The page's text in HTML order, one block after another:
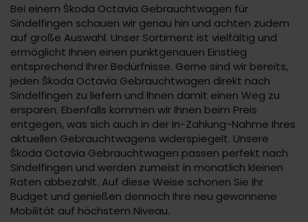
Bei einem Škoda Octavia Gebrauchtwagen für
Sindelfingen schauen wir genau hin und achten zudem
auf große Auswahl. Unser Sortiment ist vielfältig und
ermöglicht Ihnen einen punktgenauen Einstieg
entsprechend Ihrer Bedürfnisse. Gerne sind wir bereits,
jeden Škoda Octavia Gebrauchtwagen direkt nach
Sindelfingen zu liefern und Ihnen damit einen Weg zu
ersparen. Ebenfalls kommen wir Ihnen beim Preis
entgegen, was sich auch in der In-Zahlung-Nahme Ihres
aktuellen Gebrauchtwagens widerspiegelt. Unsere
Škoda Octavia Gebrauchtwagen passen perfekt nach
Sindelfingen und werden zumeist in monatlich kleinen
Raten abbezahlt. Auf diese Weise schonen Sie Ihr
Budget und genießen dennoch Ihre neu gewonnene
Mobilität auf höchstem Niveau.